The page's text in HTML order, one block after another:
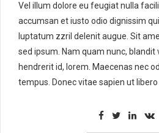
Vel illum dolore eu feugiat nulla
accumsan et iusto odio dignissim
luptatum zzril delenit augue. Sit
sed ipsum. Nam quam nunc, blandit
hendrerit id, lorem. Maecenas nec
tempus. Donec vitae sapien ut